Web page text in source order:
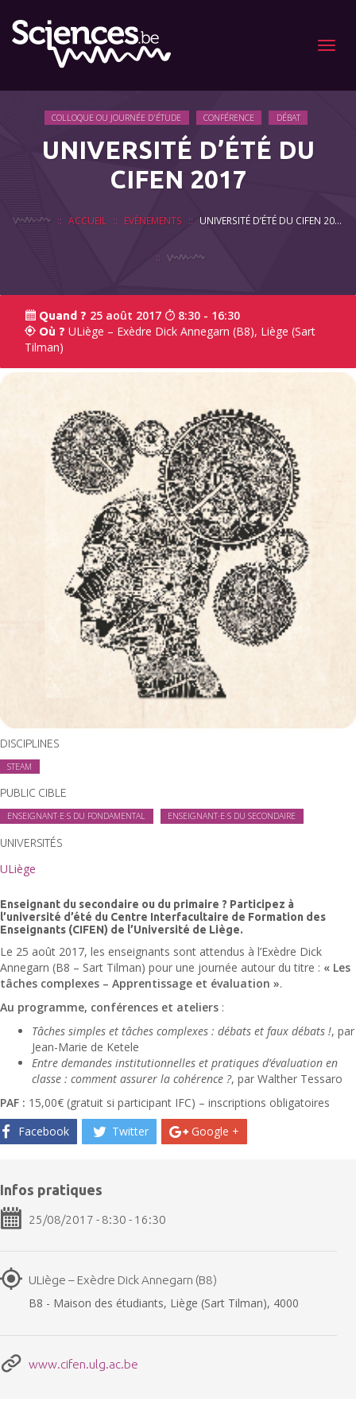
Menu
COLLOQUE OU JOURNÉE D'ÉTUDE CONFÉRENCE DÉBAT
UNIVERSITÉ D’ÉTÉ DU
CIFEN 2017
ACCUEIL EVÉNEMENTS UNIVERSITÉ D’ÉTÉ DU CIFEN 2017
Quand ? 25 août 2017 8:30 - 16:30
Où ? ULiège – Exèdre Dick Annegarn (B8), Liège (Sart
Tilman)
DISCIPLINES
STEAM
PUBLIC CIBLE
ENSEIGNANT·E·S DU FONDAMENTAL ENSEIGNANT·E·S DU SECONDAIRE
UNIVERSITÉS
ULiège
Enseignant du secondaire ou du primaire ? Participez à
l’université d’été du Centre Interfacultaire de Formation des
Enseignants (CIFEN) de l’Université de Liège.
Le 25 août 2017, les enseignants sont attendus à l’Exèdre Dick
Annegarn (B8 – Sart Tilman) pour une journée autour du titre : « Les
tâches complexes – Apprentissage et évaluation ».
Au programme, conférences et ateliers :
Tâches simples et tâches complexes : débats et faux débats !, par
Jean-Marie de Ketele
Entre demandes institutionnelles et pratiques d’évaluation en
classe : comment assurer la cohérence ?, par Walther Tessaro
PAF : 15,00€ (gratuit si participant IFC) – inscriptions obligatoires
Facebook
Twitter Google +
Infos pratiques
25/08/2017 - 8:30 - 16:30
ULiège – Exèdre Dick Annegarn (B8)
B8 - Maison des étudiants, Liège (Sart Tilman), 4000
www.cifen.ulg.ac.be